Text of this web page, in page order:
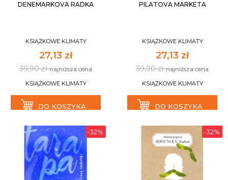
DENEMARKOVA RADKA
KSIĄŻKOWE KLIMATY
27,13 zł
39,90 złnajniższa cena
KSIĄŻKOWE KLIMATY
DO KOSZYKA
PILATOVA MARKETA
KSIĄŻKOWE KLIMATY
27,13 zł
39,90 złnajniższa cena
KSIĄŻKOWE KLIMATY
DO KOSZYKA
-32% -32%